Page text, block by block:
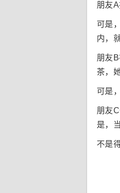
朋友
可是
内，
朋友
茶，
可是
朋友
是，
不是